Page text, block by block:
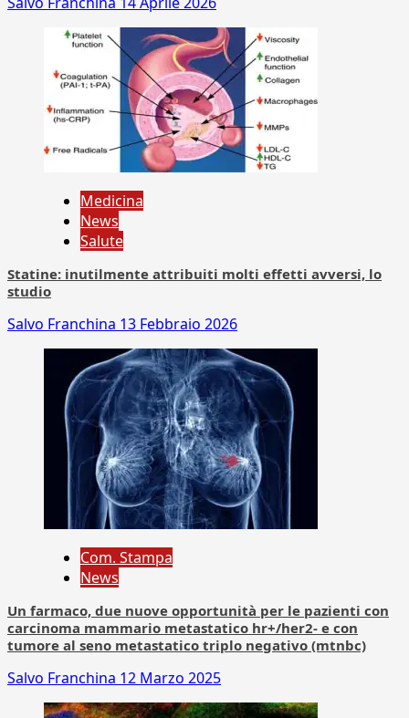
Medicina
News
Salute
Statine: inutilmente attribuiti molti effetti avversi, lo
studio
Salvo Franchina 13 Febbraio 2026
Com. Stampa
News
Un farmaco, due nuove opportunità per le pazienti con
carcinoma mammario metastatico hr+/her2- e con
tumore al seno metastatico triplo negativo (mtnbc)
Salvo Franchina 12 Marzo 2025